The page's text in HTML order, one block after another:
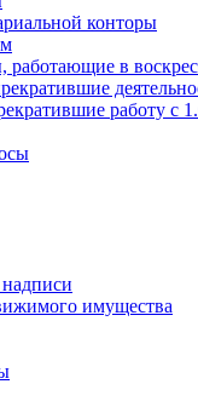
конторы
работающие в
работу с
имущества